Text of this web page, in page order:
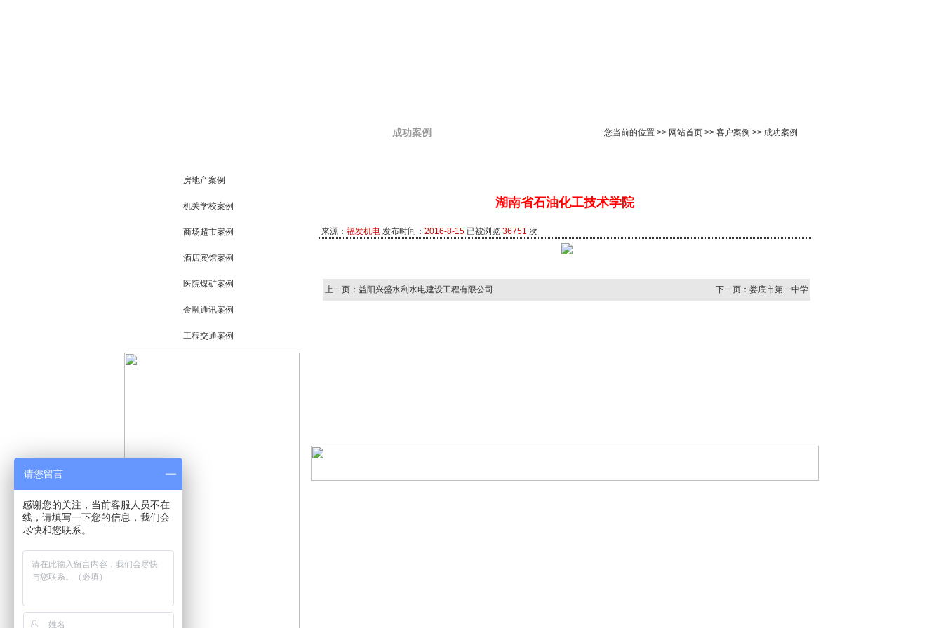
房地产案例
机关学校案例
商场超市案例
酒店宾馆案例
医院煤矿案例
金融通讯案例
工程交通案例
成功案例 您当前的位置 >> 网站首页 >> 客户案例 >> 成功案例
湖南省石油化工技术学院
来源： 福发机电 发布时间： 2016-8-15 已被浏览 36751 次
上一页：益阳兴盛水利水电建设工程有限公司 下一页：娄底市第一中学
请您留言
感谢您的关注，当前客服人员不在
线，请填写一下您的信息，我们会
尽快和您联系。